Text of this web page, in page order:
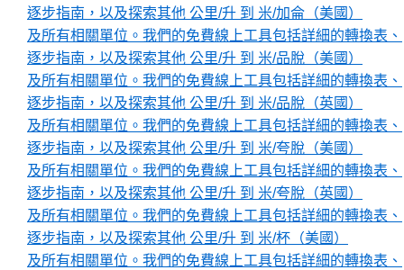
逐步指南，以及探索其他 公里/升 到 米/加侖（美國）
及所有相關單位。我們的免費線上工具包括詳細的轉換表、
逐步指南，以及探索其他 公里/升 到 米/品脫（美國）
及所有相關單位。我們的免費線上工具包括詳細的轉換表、
逐步指南，以及探索其他 公里/升 到 米/品脫（英國）
及所有相關單位。我們的免費線上工具包括詳細的轉換表、
逐步指南，以及探索其他 公里/升 到 米/夸脫（美國）
及所有相關單位。我們的免費線上工具包括詳細的轉換表、
逐步指南，以及探索其他 公里/升 到 米/夸脫（英國）
及所有相關單位。我們的免費線上工具包括詳細的轉換表、
逐步指南，以及探索其他 公里/升 到 米/杯（美國）
及所有相關單位。我們的免費線上工具包括詳細的轉換表、